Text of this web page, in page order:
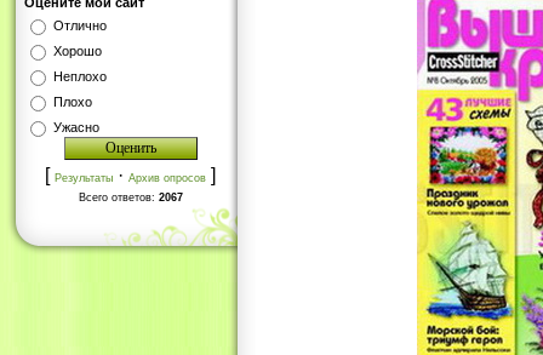
Отлично
Хорошо
Неплохо
Плохо
Ужасно
[ Результаты · Архив опросов ]
Всего ответов: 2067